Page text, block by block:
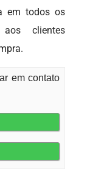
em todos os
aos clientes
em contato